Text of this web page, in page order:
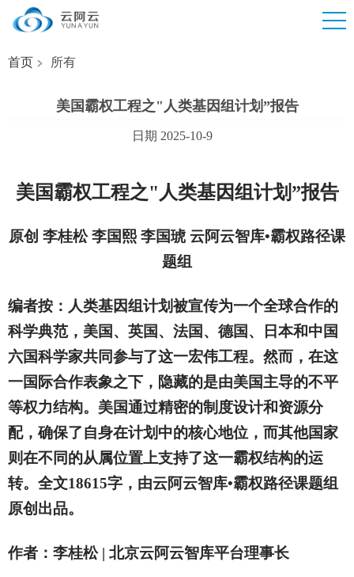
首页 所有
美国霸权工程之"人类基因组计划”报告
日期 2025-10-9
美国霸权工程之"人类基因组计划”报告
原创 李桂松 李国熙 李国琥 云阿云智库•霸权路径课
题组
编者按：人类基因组计划被宣传为一个全球合作的
科学典范，美国、英国、法国、德国、日本和中国
六国科学家共同参与了这一宏伟工程。然而，在这
一国际合作表象之下，隐藏的是由美国主导的不平
等权力结构。美国通过精密的制度设计和资源分
配，确保了自身在计划中的核心地位，而其他国家
则在不同的从属位置上支持了这一霸权结构的运
转。全文18615字，由云阿云智库•霸权路径课题组
原创出品。
作者：李桂松 | 北京云阿云智库平台理事长